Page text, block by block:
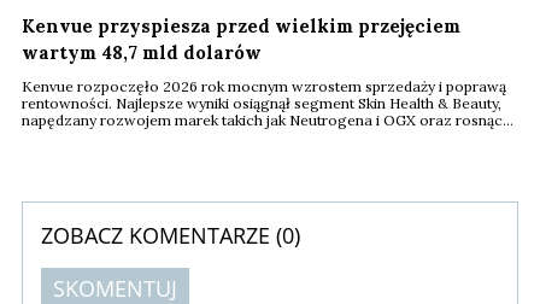
Kenvue przyspiesza przed wielkim przejęciem
wartym 48,7 mld dolarów
Kenvue rozpoczęło 2026 rok mocnym wzrostem sprzedaży i poprawą
rentowności. Najlepsze wyniki osiągnął segment Skin Health & Beauty,
napędzany rozwojem marek takich jak Neutrogena i OGX oraz rosnącą
ZOBACZ KOMENTARZE (0)
SKOMENTUJ